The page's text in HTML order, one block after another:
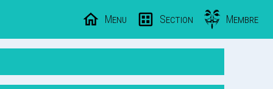
Menu Section Membre